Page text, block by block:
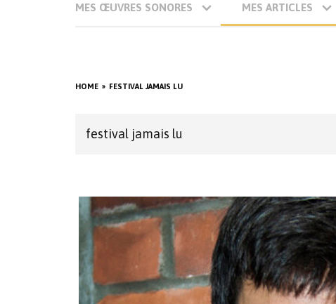
MES ŒUVRES SONORES MES ARTICLES
HOME FESTIVAL JAMAIS LU
festival jamais lu